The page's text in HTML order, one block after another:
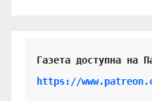
https://